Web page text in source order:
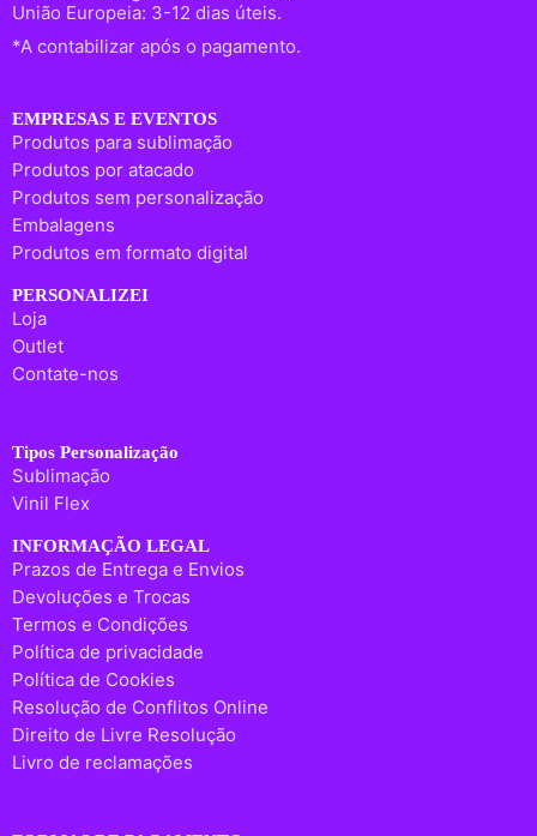
União Europeia: 3-12 dias úteis.
*A contabilizar após o pagamento.
EMPRESAS E EVENTOS
Produtos para sublimação
Produtos por atacado
Produtos sem personalização
Embalagens
Produtos em formato digital
PERSONALIZEI
Loja
Outlet
Contate-nos
Tipos Personalização
Sublimação
Vinil Flex
INFORMAÇÃO LEGAL
Prazos de Entrega e Envios
Devoluções e Trocas
Termos e Condições
Política de privacidade
Política de Cookies
Resolução de Conflitos Online
Direito de Livre Resolução
Livro de reclamações